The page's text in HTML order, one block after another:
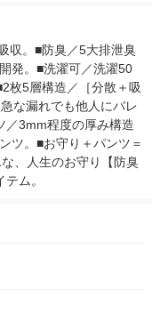
収。■防臭／5大排泄臭
発。■洗濯可／洗濯50
枚5層構造／［分散＋吸
な漏れでも他人にバレ
／3mm程度の厚み構造
ツ。■お守り＋パンツ＝
、人生のお守り【防臭
ム。